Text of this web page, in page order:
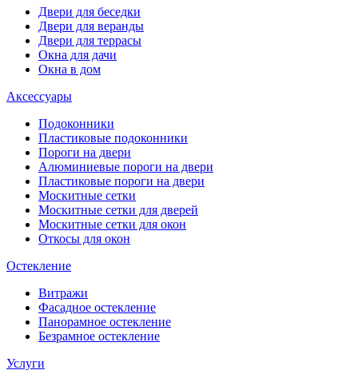
Двери для беседки
Двери для веранды
Двери для террасы
Окна для дачи
Окна в дом
Аксессуары
Подоконники
Пластиковые подоконники
Пороги на двери
Алюминиевые пороги на двери
Пластиковые пороги на двери
Москитные сетки
Москитные сетки для дверей
Москитные сетки для окон
Откосы для окон
Остекление
Витражи
Фасадное остекление
Панорамное остекление
Безрамное остекление
Услуги